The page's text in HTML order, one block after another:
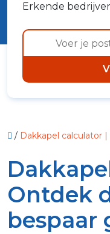
Erkende
/ Dakkapel calculator
Ontdek
bespaar